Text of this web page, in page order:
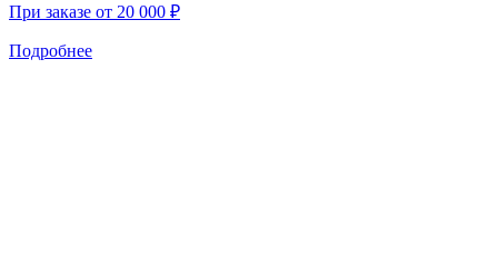
При заказе от 20 000 ₽
Подробнее